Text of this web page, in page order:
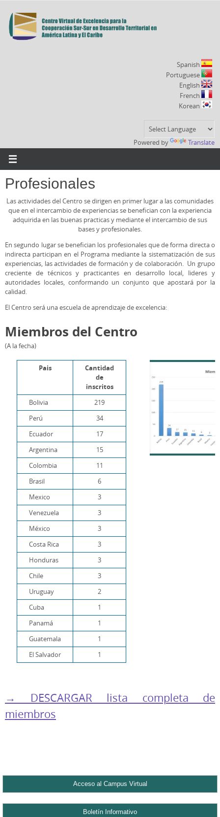
contenido
Spanish
Portuguese
English
French
Korean
Powered by Translate
Profesionales
Las actividades del Centro se dirigen en primer lugar a las comunidades
que en el intercambio de experiencias se benefician con la experiencia
adquirida en las buenas practicas y mediante el intercambio de sus
bases y profesionales.
En segundo lugar se benefician los profesionales que de forma directa o
indirecta participan en el Programa mediante la sistematización de sus
experiencias, las actividades de formación y de colaboración. Un grupo
creciente de técnicos y practicantes en desarrollo local, lideres y
autoridades locales, conformando un conjunto que apostará por la
calidad.
El Centro será una escuela de aprendizaje de excelencia:
Miembros del Centro
(A la fecha)
Pais
Cantidad
de
inscritos
Bolivia
219
Perú
34
Ecuador
17
Argentina
15
Colombia
11
Brasil
6
Mexico
3
Venezuela
3
México
3
Costa Rica
3
Honduras
3
Chile
3
Uruguay
2
Cuba
1
Panamá
1
Guatemala
1
El Salvador
1
→ DESCARGAR lista completa de
miembros